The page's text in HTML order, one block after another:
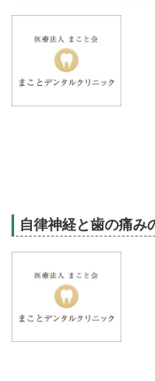
自律神経と歯の痛み